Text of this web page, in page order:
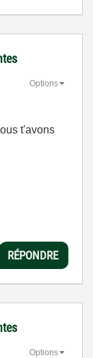
Options
t'avons
RÉPONDRE
Options